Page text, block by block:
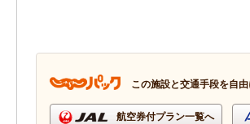
この施設と交通手段を自
航空券付プラン一覧へ